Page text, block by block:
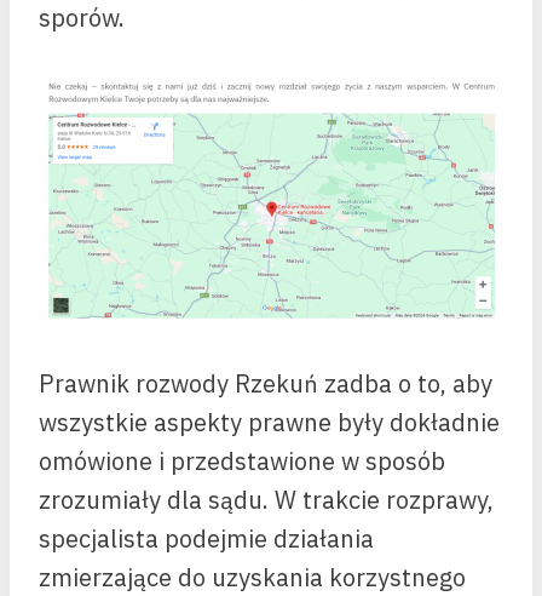
sporów.
Prawnik rozwody Rzekuń zadba o to, aby
wszystkie aspekty prawne były dokładnie
omówione i przedstawione w sposób
zrozumiały dla sądu. W trakcie rozprawy,
specjalista podejmie działania
zmierzające do uzyskania korzystnego